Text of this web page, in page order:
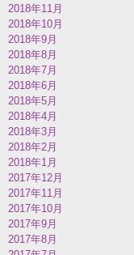
2018年11月
2018年10月
2018年9月
2018年8月
2018年7月
2018年6月
2018年5月
2018年4月
2018年3月
2018年2月
2018年1月
2017年12月
2017年11月
2017年10月
2017年9月
2017年8月